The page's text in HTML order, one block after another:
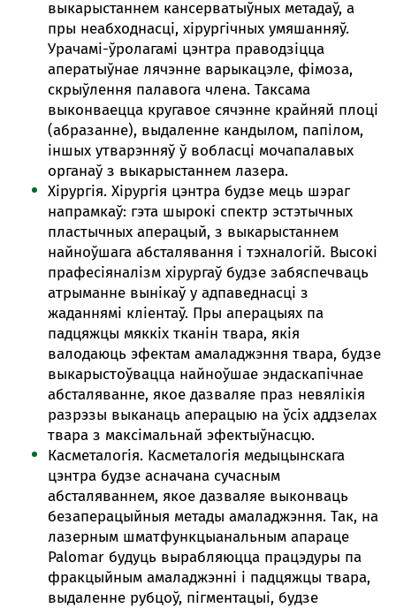
выкарыстаннем кансерватыўных метадаў, а
пры неабходнасці, хірургічных умяшанняў.
Урачамі-ўролагамі цэнтра праводзіцца
аператыўнае лячэнне варыкацэле, фімоза,
скрыўлення палавога члена. Таксама
выконваецца кругавое сячэнне крайняй плоці
(абразанне), выдаленне кандылом, папілом,
іншых утварэнняў ў вобласці мочапалавых
органаў з выкарыстаннем лазера.
Хірургія. Хірургія цэнтра будзе мець шэраг
напрамкаў: гэта шырокі спектр эстэтычных
пластычных аперацый, з выкарыстаннем
найноўшага абсталявання і тэхналогій. Высокі
прафесіяналізм хірургаў будзе забяспечваць
атрыманне вынікаў у адпаведнасці з
жаданнямі кліентаў. Пры аперацыях па
падцяжцы мяккіх тканін твара, якія
валодаюць эфектам амаладжэння твара, будзе
выкарыстоўвацца найноўшае эндаскапічнае
абсталяванне, якое дазваляе праз невялікія
разрэзы выканаць аперацыю на ўсіх аддзелах
твара з максімальнай эфектыўнасцю.
Касметалогія. Касметалогія медыцынскага
цэнтра будзе асначана сучасным
абсталяваннем, якое дазваляе выконваць
безаперацыйныя метады амаладжэння. Так, на
лазерным шматфункцыанальным апараце
Palomar будуць вырабляюцца працэдуры па
фракцыйным амаладжэнні і падцяжцы твара,
выдаленне рубцоў, пігментацыі, будзе